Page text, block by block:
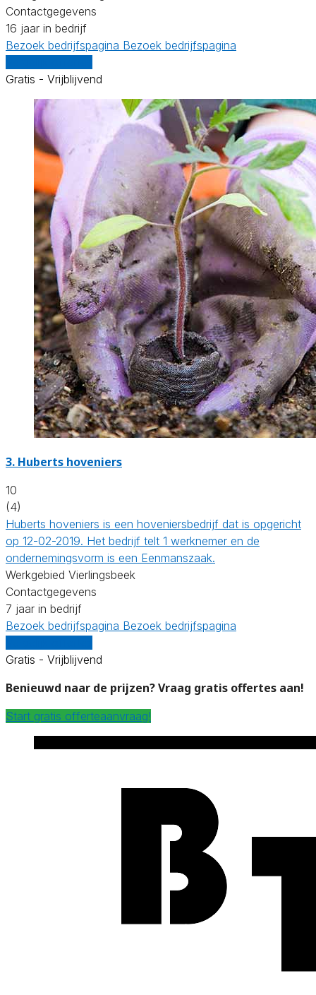
Contactgegevens
16 jaar in bedrijf
Bezoek bedrijfspagina Bezoek bedrijfspagina
Gratis - Vrijblijvend
3. Huberts hoveniers
10
(4)
Huberts hoveniers is een hoveniersbedrijf dat is opgericht
op 12-02-2019. Het bedrijf telt 1 werknemer en de
ondernemingsvorm is een Eenmanszaak.
Werkgebied Vierlingsbeek
Contactgegevens
7 jaar in bedrijf
Bezoek bedrijfspagina Bezoek bedrijfspagina
Gratis - Vrijblijvend
Benieuwd naar de prijzen? Vraag gratis offertes aan!
Start gratis offerteaanvraag!